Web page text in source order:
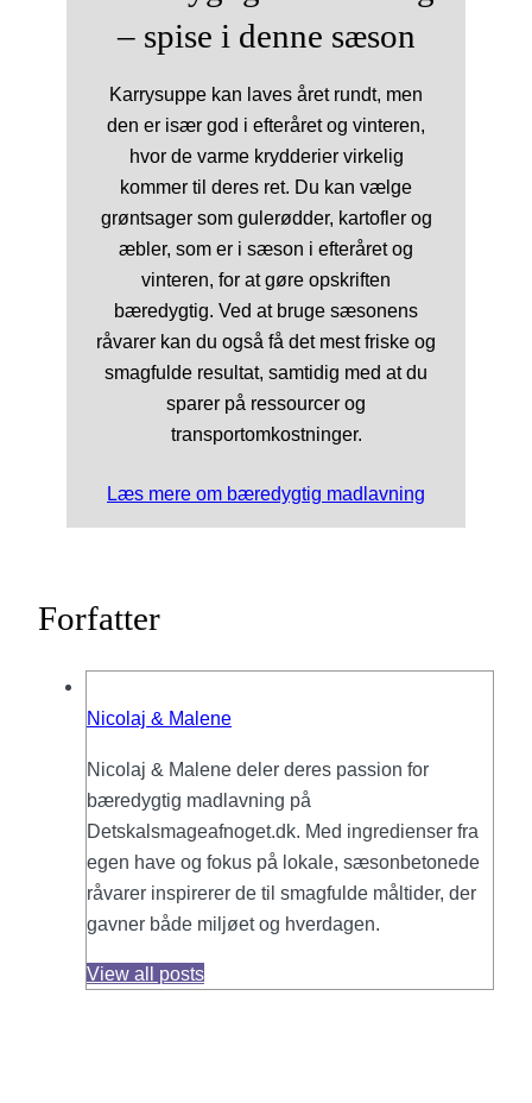
– spise i denne sæson
Karrysuppe kan laves året rundt, men
den er især god i efteråret og vinteren,
hvor de varme krydderier virkelig
kommer til deres ret. Du kan vælge
grøntsager som gulerødder, kartofler og
æbler, som er i sæson i efteråret og
vinteren, for at gøre opskriften
bæredygtig. Ved at bruge sæsonens
råvarer kan du også få det mest friske og
smagfulde resultat, samtidig med at du
sparer på ressourcer og
transportomkostninger.
Læs mere om bæredygtig madlavning
Forfatter
Nicolaj & Malene
Nicolaj & Malene deler deres passion for
bæredygtig madlavning på
Detskalsmageafnoget.dk. Med ingredienser fra
egen have og fokus på lokale, sæsonbetonede
råvarer inspirerer de til smagfulde måltider, der
gavner både miljøet og hverdagen.
View all posts